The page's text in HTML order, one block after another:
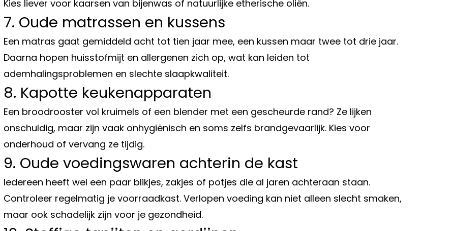
Kies liever voor kaarsen van bijenwas of natuurlijke etherische oliën.
7. Oude matrassen en kussens
Een matras gaat gemiddeld acht tot tien jaar mee, een kussen maar twee tot drie jaar.
Daarna hopen huisstofmijt en allergenen zich op, wat kan leiden tot
ademhalingsproblemen en slechte slaapkwaliteit.
8. Kapotte keukenapparaten
Een broodrooster vol kruimels of een blender met een gescheurde rand? Ze lijken
onschuldig, maar zijn vaak onhygiënisch en soms zelfs brandgevaarlijk. Kies voor
onderhoud of vervang ze tijdig.
9. Oude voedingswaren achterin de kast
Iedereen heeft wel een paar blikjes, zakjes of potjes die al jaren achteraan staan.
Controleer regelmatig je voorraadkast. Verlopen voeding kan niet alleen slecht smaken,
maar ook schadelijk zijn voor je gezondheid.